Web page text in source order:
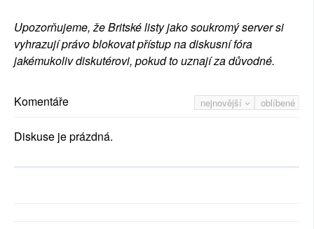
Upozorňujeme, že Britské listy jako soukromý server si
vyhrazují právo blokovat přístup na diskusní fóra
jakémukoliv diskutérovi, pokud to uznají za důvodné.
nejnovější oblíbené
Komentáře
Diskuse je prázdná.